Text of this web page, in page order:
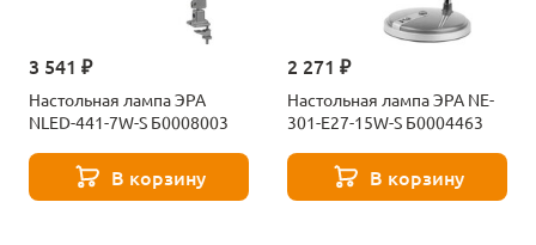
3 541 ₽
Настольная лампа ЭРА
NLED-441-7W-S Б0008003
В корзину
2 271 ₽
Настольная лампа ЭРА NE-
301-E27-15W-S Б0004463
В корзину